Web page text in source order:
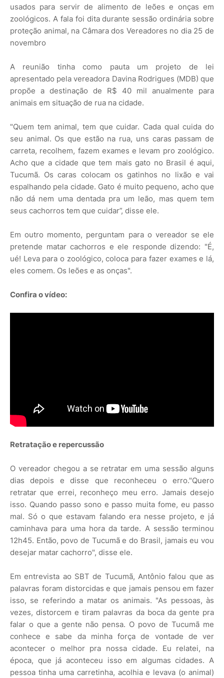
usados para servir de alimento de leões e onças em
zoológicos. A fala foi dita durante sessão ordinária sobre
proteção animal, na Câmara dos Vereadores no dia 25 de
novembro
A reunião tinha como pauta um projeto de lei
apresentado pela vereadora Davina Rodrigues (MDB) que
propõe a destinação de R$ 40 mil anualmente para
animais em situação de rua na cidade.
"Quem tem animal, tem que cuidar. Cada qual cuida do
seu animal. Os que estão na rua, uns caras passam de
carreta, recolhem, fazem exames e levam pro zoológico.
Acho que a cidade que tem mais gato no Brasil é aqui,
Tucumã. Os caras colocam os gatinhos no lixão e vai
espalhando pela cidade. Gato é muito pequeno, acho que
não dá nem uma dentada pra um leão, mas quem tem
seus cachorros tem que cuidar”, disse ele.
Em outro momento, perguntam para o vereador se ele
pretende matar cachorros e ele responde dizendo: "É,
ué! Leva para o zoológico, coloca para fazer exames e lá,
eles comem. Os leões e as onças".
Confira o vídeo:
Retratação e repercussão
O vereador chegou a se retratar em uma sessão alguns
dias depois e disse que reconheceu o erro."Quero
retratar que errei, reconheço meu erro. Jamais desejo
isso. Quando passo sono e passo muita fome, eu passo
mal. Só o que estavam falando era nesse projeto, e já
caminhava para uma hora da tarde. A sessão terminou
12h45. Então, povo de Tucumã e do Brasil, jamais eu vou
desejar matar cachorro", disse ele.
Em entrevista ao SBT de Tucumã, Antônio falou que as
palavras foram distorcidas e que jamais pensou em fazer
isso, se referindo a matar os animais. "As pessoas, às
vezes, distorcem e tiram palavras da boca da gente pra
falar o que a gente não pensa. O povo de Tucumã me
conhece e sabe da minha força de vontade de ver
acontecer o melhor pra nossa cidade. Eu relatei, na
época, que já aconteceu isso em algumas cidades. A
pessoa tinha uma carretinha, acolhia e levava (o animal)